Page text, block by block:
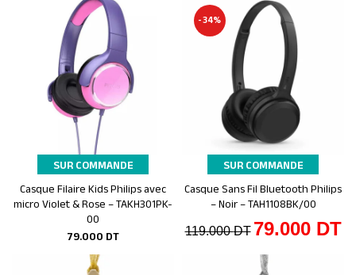
SUR COMMANDE
Ajouter au panier
Casque Filaire Kids Philips avec
micro Violet & Rose – TAKH301PK-
00
79.000 DT
-34%
SUR COMMANDE
Ajouter au panier
Casque Sans Fil Bluetooth Philips
– Noir – TAH1108BK/00
119.000DT 79.000 DT